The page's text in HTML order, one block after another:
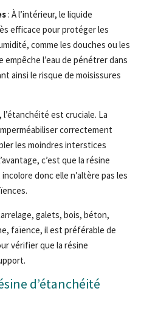
: À l’intérieur, le liquide
efficace pour protéger les
comme les douches ou les
l’eau de pénétrer dans
ainsi le risque de moisissures
l’étanchéité est cruciale. La
correctement
les moindres interstices
c’est que la résine
donc elle n’altère pas les
galets, bois, béton,
faïence, il est préférable de
vérifier que la résine
d’étanchéité